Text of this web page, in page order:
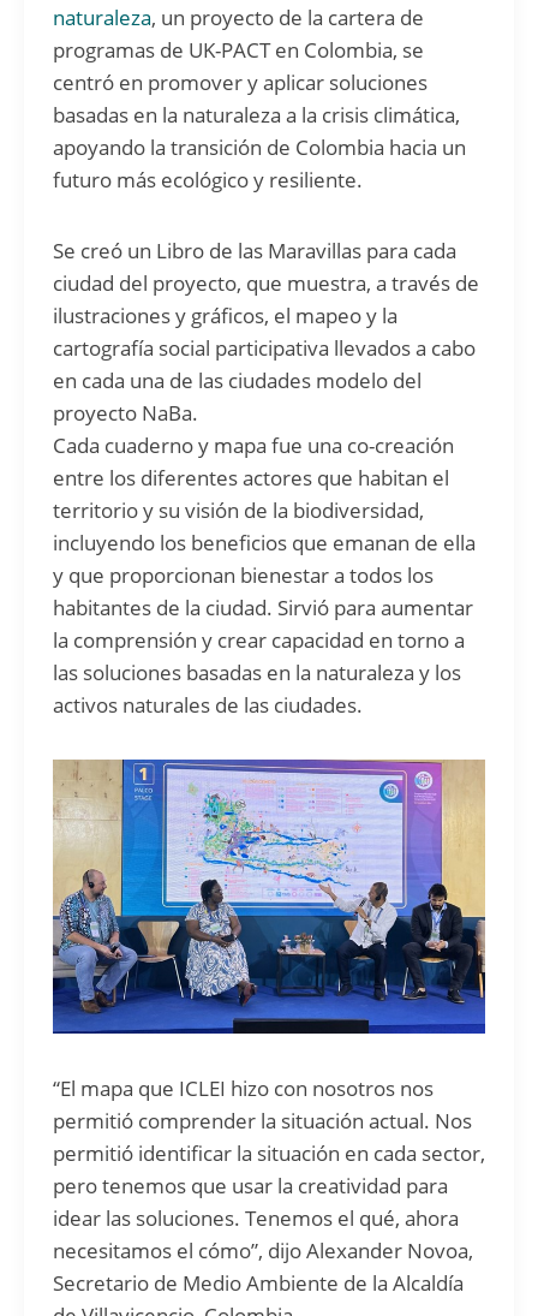
naturaleza, un proyecto de la cartera de
programas de UK-PACT en Colombia, se
centró en promover y aplicar soluciones
basadas en la naturaleza a la crisis climática,
apoyando la transición de Colombia hacia un
futuro más ecológico y resiliente.
Se creó un Libro de las Maravillas para cada
ciudad del proyecto, que muestra, a través de
ilustraciones y gráficos, el mapeo y la
cartografía social participativa llevados a cabo
en cada una de las ciudades modelo del
proyecto NaBa.
Cada cuaderno y mapa fue una co-creación
entre los diferentes actores que habitan el
territorio y su visión de la biodiversidad,
incluyendo los beneficios que emanan de ella
y que proporcionan bienestar a todos los
habitantes de la ciudad. Sirvió para aumentar
la comprensión y crear capacidad en torno a
las soluciones basadas en la naturaleza y los
activos naturales de las ciudades.
“El mapa que ICLEI hizo con nosotros nos
permitió comprender la situación actual. Nos
permitió identificar la situación en cada sector,
pero tenemos que usar la creatividad para
idear las soluciones. Tenemos el qué, ahora
necesitamos el cómo”, dijo Alexander Novoa,
Secretario de Medio Ambiente de la Alcaldía